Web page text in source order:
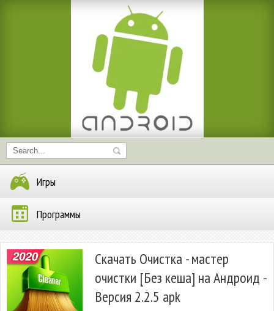
Игры
Программы
Скачать Очистка - мастер
очистки [Без кеша] на Андроид -
Версия 2.2.5 apk